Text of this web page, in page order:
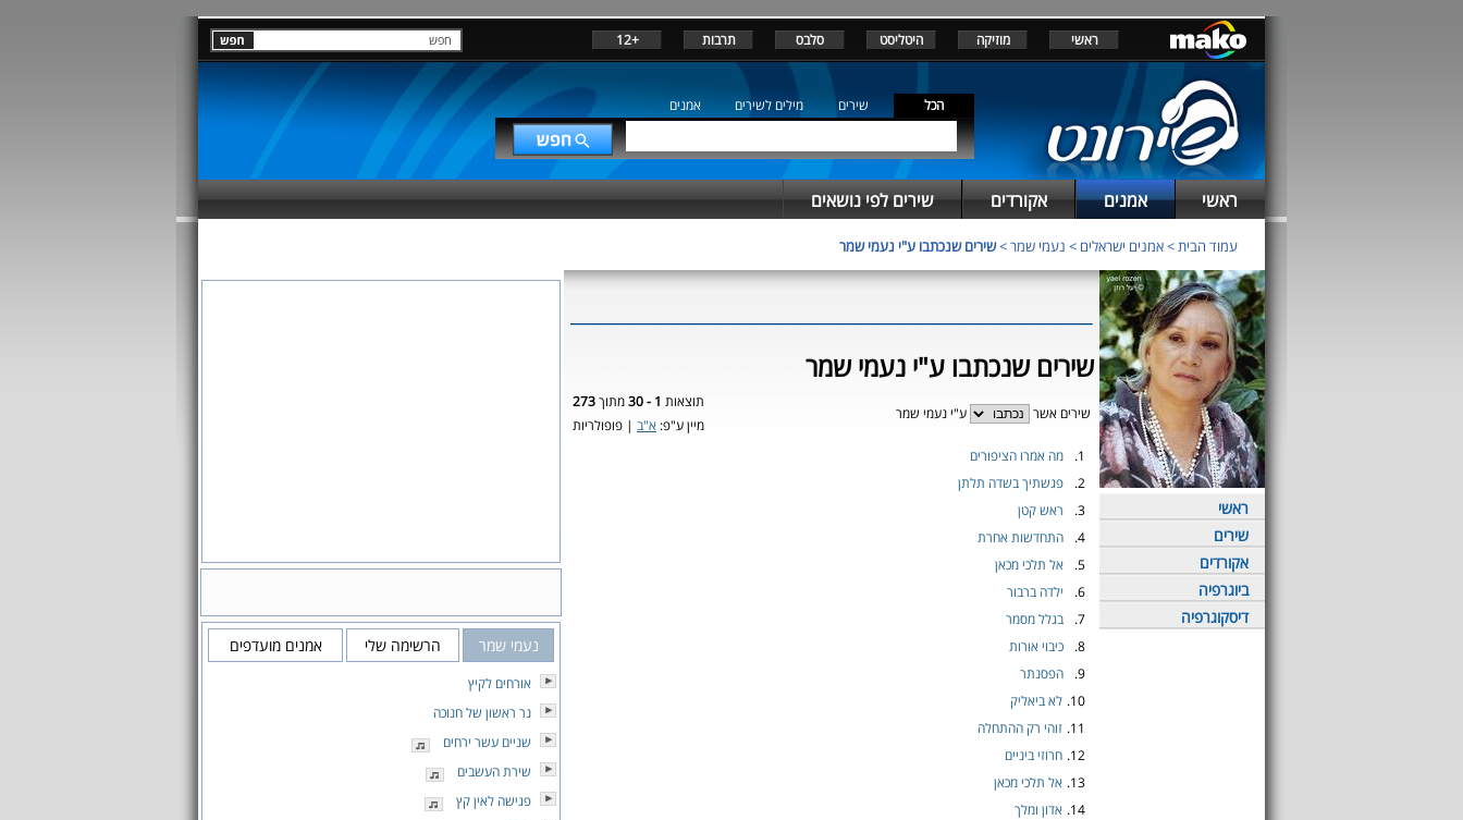
ראשי מוזיקה היטליסט סלבס תרבות +12
הכל שירים מילים לשירים אמנים
ראשי אמנים אקורדים שירים לפי נושאים
עמוד הבית>אמנים ישראלים > נעמי שמר>שירים שנכתבו ע"י נעמי שמר
ראשי
שירים
אקורדים
ביוגרפיה
דיסקוגרפיה
שירים שנכתבו ע"י נעמי שמר
שירים אשר ע"י נעמי שמר
תוצאות 1 - 30 מתוך273
מיין ע"פ: א"ב | פופולריות
1.
מה אמרו הציפורים
2.
פגשתיך בשדה תלתן
3.
ראש קטן
4.
התחדשות אחרת
5.
אל תלכי מכאן
6.
ילדה ברבור
7.
בגלל מסמר
8.
כיבוי אורות
9.
הפסנתר
10. לא ביאליק
11. זוהי רק ההתחלה
12. חרוזי ביניים
13. אל תלכי מכאן
14. אדון ומלך
נעמי שמר הרשימה שלי אמנים מועדפים
אורחים לקיץ
נר ראשון של חנוכה
שניים עשר ירחים
שירת העשבים
פגישה לאין קץ